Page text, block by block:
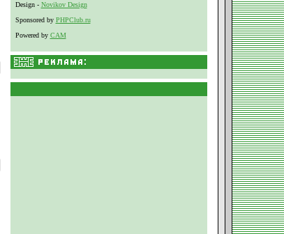
Design - Novikov Design
Sponsored by PHPClub.ru
Powered by CAM